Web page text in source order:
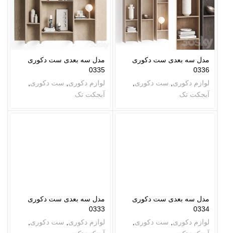
مدل سه بعدی ست دکوری
0336
لوازم دکوری
ست دکوری
آبجکت تک
مدل سه بعدی ست دکوری
0335
لوازم دکوری
ست دکوری
آبجکت تک
مدل سه بعدی ست دکوری
0334
لوازم دکوری
ست دکوری
مدل سه بعدی ست دکوری
0333
لوازم دکوری
ست دکوری